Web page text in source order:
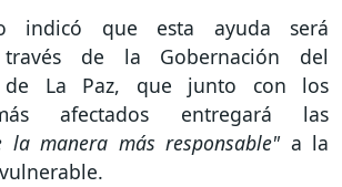
indicó que esta ayuda será
de la Gobernación del
de La Paz, que junto con los
afectados entregará las
la manera más responsable"a la